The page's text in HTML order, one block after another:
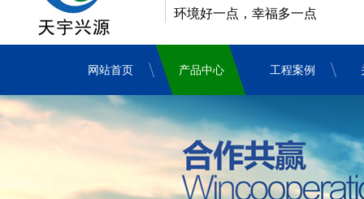
环境好一点，幸福多一点
网站首页 产品中心 工程案例